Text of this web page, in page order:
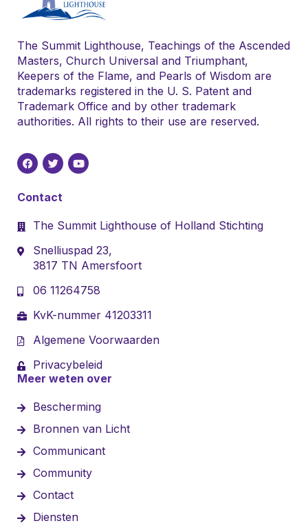
The Summit Lighthouse, Teachings of the Ascended
Masters, Church Universal and Triumphant,
Keepers of the Flame, and Pearls of Wisdom are
trademarks registered in the U. S. Patent and
Trademark Office and by other trademark
authorities. All rights to their use are reserved.
Contact
The Summit Lighthouse of Holland Stichting
Snelliuspad 23,
3817 TN Amersfoort
06 11264758
KvK-nummer 41203311
Algemene Voorwaarden
Privacybeleid
Meer weten over
Bescherming
Bronnen van Licht
Communicant
Community
Contact
Diensten